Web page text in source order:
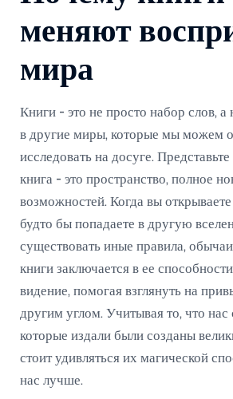
меняют
мира
Книги - это не просто набор слов,
в другие миры, которые мы можем
исследовать на досуге.
книга - это пространство, полное
возможностей. Когда вы
будто бы попадаете в другую
существовать иные правила,
книги заключается в ее
видение, помогая взглянуть на
другим углом. Учитывая то, что
которые издали были созданы
стоит удивляться их магической
нас лучше.